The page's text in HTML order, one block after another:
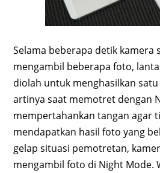
Selama beberapa detik kamera
mengambil beberapa foto,
diolah untuk menghasilkan
artinya saat memotret dengan
mempertahankan tangan agar
mendapatkan hasil foto yang
gelap situasi pemotretan,
mengambil foto di Night Mode.